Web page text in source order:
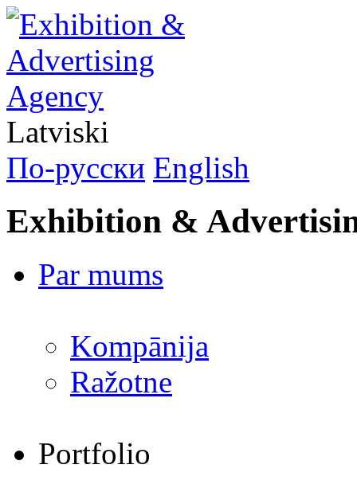
Latviski
По-русски English
Exhibition &
Par mums
Kompānija
Ražotne
Portfolio